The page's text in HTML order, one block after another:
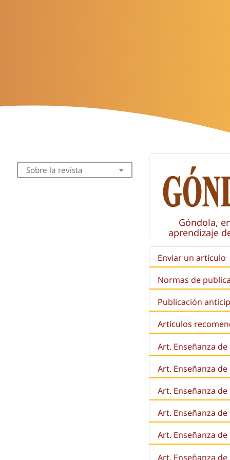
Sobre la revista
Góndola,
aprendizaje
Enviar un artículo
Normas de
Publicación
Artículos
Art. Enseñanza
Art. Enseñanza
Art. Enseñanza de
Art. Enseñanza de
Art. Enseñanza
Art. Enseñanza